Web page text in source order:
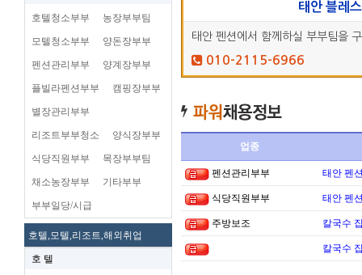
호텔청소부부 농장부부팀
모텔청소부부 양돈장부부
펜션관리부부 양계장부부
플빌라펜션부부 캠핑장부부
별장관리부부
리조트부부청소 양식장부부
식당직원부부 목장부부팀
채소농장부부 기타부부
부부일당/시급
호텔,모텔,리조트,해외취업
호 텔
태안 블레
태안 펜션에서 함께하실 부부팀을
010-2115-6966
업종
펜션관리부부 태안 펜
식당직원부부 태안 펜
주방보조 칼국수
칼국수